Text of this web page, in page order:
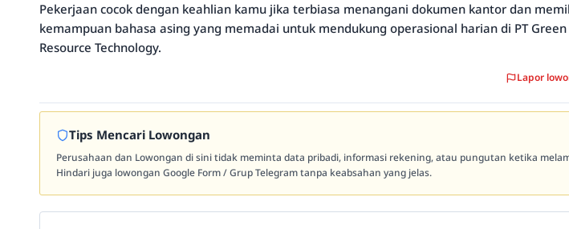
Pekerjaan cocok dengan keahlian kamu jika terbiasa menangani dokumen kantor dan
kemampuan bahasa asing yang memadai untuk mendukung operasional harian di PT Green
Resource Technology.
Lapor
Tips Mencari Lowongan
Perusahaan dan Lowongan di sini tidak meminta data pribadi, informasi rekening, atau pungutan ketika
Hindari juga lowongan Google Form / Grup Telegram tanpa keabsahan yang jelas.